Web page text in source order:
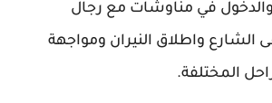
في مناوشات مع رجال
الشارع واطلاق النيران ومواجهة
المختلفة.